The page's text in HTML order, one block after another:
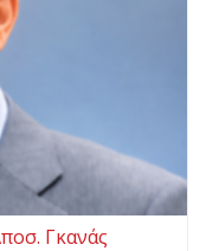
Γκανάς